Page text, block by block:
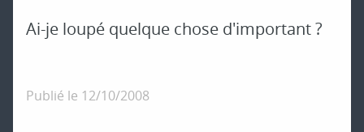
Ai-je loupé quelque chose d'important ?
Publié le 12/10/2008